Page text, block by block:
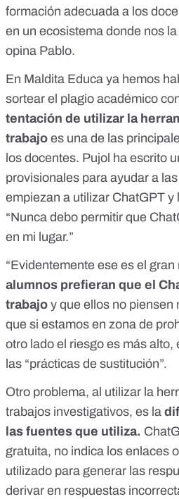
formación adecuada a los
en un ecosistema donde nos
opina Pablo.
En Maldita Educa ya hemos
sortear el plagio académico
tentación de utilizar la
trabajo es una de las
los docentes. Pujol ha escrito
provisionales para ayudar a
empiezan a utilizar ChatGPT y
“Nunca debo permitir que
en mi lugar.”
“Evidentemente ese es el gran
alumnos prefieran que el
trabajo y que ellos no piensen
que si estamos en zona de
otro lado el riesgo es más alto,
las “prácticas de sustitución”.
Otro problema, al utilizar la
trabajos investigativos, es la
las fuentes que utiliza.
gratuita, no indica los enlaces
utilizado para generar las
derivar en respuestas